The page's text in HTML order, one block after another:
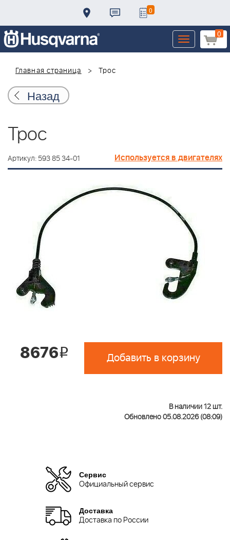
0
0
Toggle
navigation
Главная страница
Трос
Назад
Трос
Артикул: 593 85 34-01 Используется в двигателях
8676i Добавить в корзину
В наличии 12 шт.
Обновлено 05.08.2026 (08:09)
Сервис
Официальный сервис
Доставка
Доставка по России